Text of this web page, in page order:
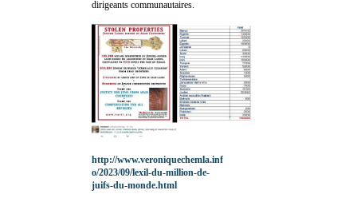
dirigeants communautaires.
http://www.veroniquechemla.inf
o/2023/09/lexil-du-million-de-
juifs-du-monde.html